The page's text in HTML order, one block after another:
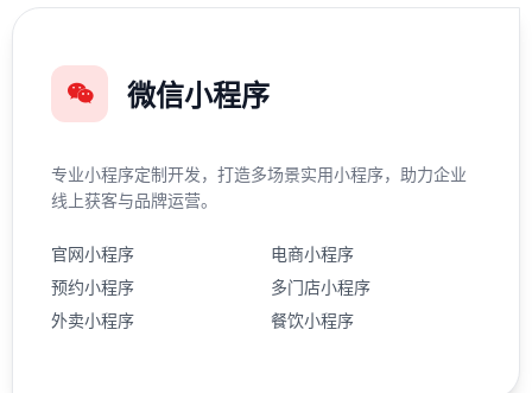
微信小程序
专业小程序定制开发，打造多场景实用小程序，助力企业
线上获客与品牌运营。
官网小程序
电商小程序
预约小程序
多门店小程序
外卖小程序
餐饮小程序